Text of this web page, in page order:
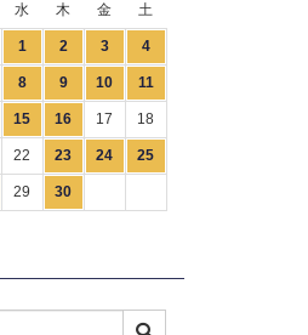
水 木 金 土
1 2 3 4
8 9 10 11
15 16 17 18
22 23 24 25
29 30